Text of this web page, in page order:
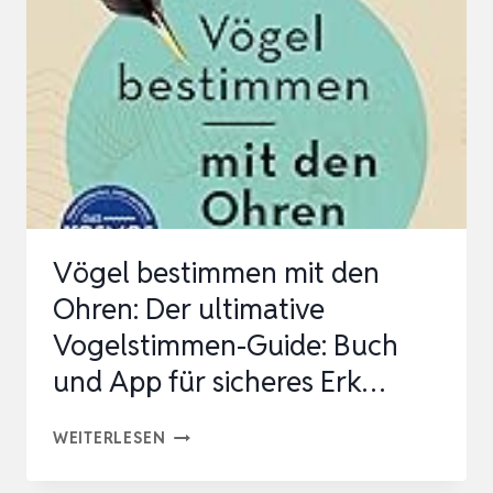
Vögel bestimmen mit den
Ohren: Der ultimative
Vogelstimmen-Guide: Buch
und App für sicheres Erk…
WEITERLESEN VÖGEL